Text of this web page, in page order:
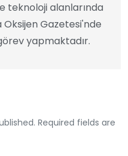
teknoloji alanlarında
Oksijen Gazetesi'nde
yapmaktadır.
Required fields are